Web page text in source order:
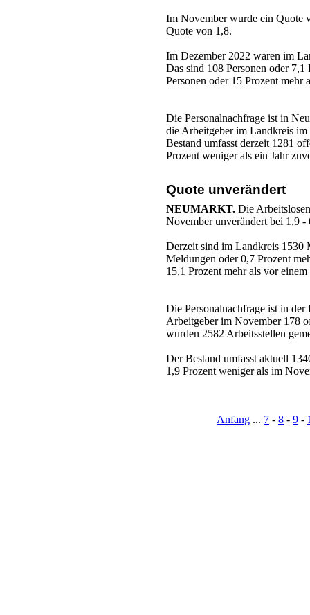
Im November wurde ein Quote
Quote von 1,8.
Im Dezember 2022 waren im
Das sind 108 Personen oder
Personen oder 15 Prozent mehr
Die Personalnachfrage ist in
die Arbeitgeber im Landkreis
Bestand umfasst derzeit 1281
Prozent weniger als ein Jahr
Quote unverändert
NEUMARKT. Die
November unverändert bei 1,9 -
Derzeit sind im Landkreis 1530
Meldungen oder 0,7 Prozent
15,1 Prozent mehr als vor einem
Die Personalnachfrage ist in
Arbeitgeber im November 178
wurden 2582 Arbeitsstellen
Der Bestand umfasst aktuell
1,9 Prozent weniger als im
Anfang ... 7 - 8 - 9 -